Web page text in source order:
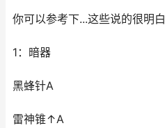
你可以参考下...这些说的很明白
1：暗器
黑蜂针A
雷神锥↑A